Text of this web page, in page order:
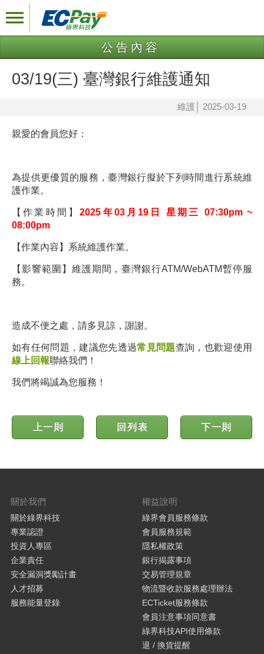
公告內容
03/19(三) 臺灣銀行維護通知
維護 2025-03-19
親愛的會員您好：
為提供更優質的服務，臺灣銀行擬於下列時間進行系統維
護作業。
【作業時間】2025年03月19日 星期三 07:30pm ~
08:00pm
【作業內容】系統維護作業。
【影響範圍】維護期間，臺灣銀行ATM/WebATM暫停服
務。
造成不便之處，請多見諒，謝謝。
如有任何問題，建議您先透過常見問題查詢，也歡迎使用
線上回報聯絡我們！
我們將竭誠為您服務！
上一則 回列表 下一則
關於我們
關於綠界科技
專業認證
投資人專區
企業責任
安全漏洞獎勵計畫
人才招募
服務能量登錄
權益說明
綠界會員服務條款
會員服務規範
隱私權政策
銀行揭露事項
交易管理規章
物流暨收款服務處理辦法
ECTicket服務條款
會員注意事項同意書
綠界科技API使用條款
退 / 換貨提醒